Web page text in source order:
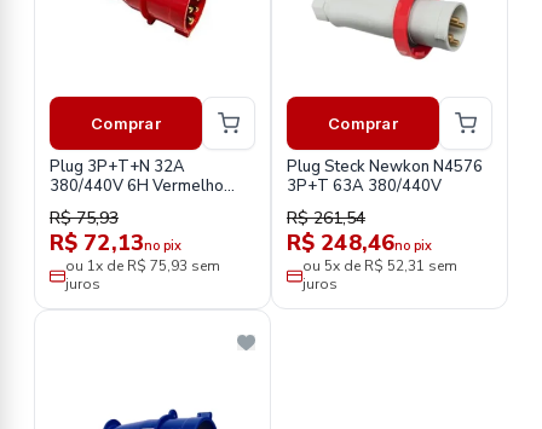
Comprar
Plug 3P+T+N 32A
380/440V 6H Vermelho
N5276 Newkon-Steck
R$ 75,93
R$ 72,13no pix
ou 1x de R$ 75,93 sem
juros
Comprar
Plug Steck Newkon N4576
3P+T 63A 380/440V
R$ 261,54
R$ 248,46no pix
ou 5x de R$ 52,31 sem
juros